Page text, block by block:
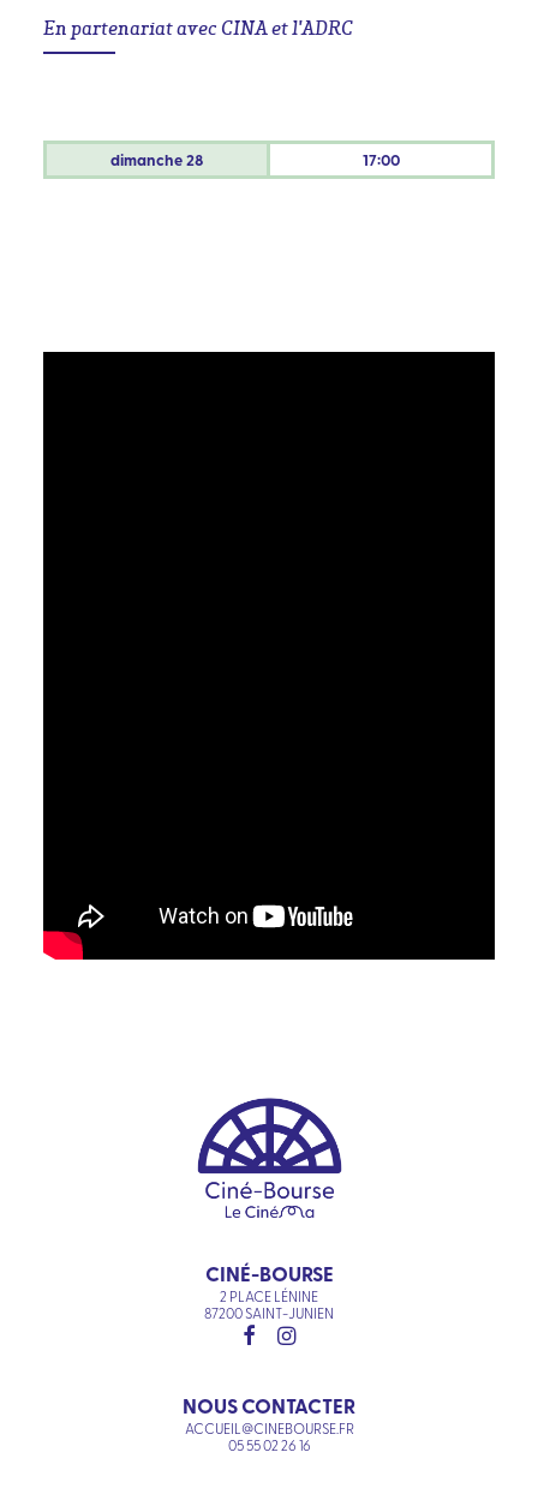
En partenariat avec CINA et l'ADRC
dimanche28 17:00
CINÉ-BOURSE
2 PLACE LÉNINE
87200 SAINT-JUNIEN
NOUS CONTACTER
ACCUEIL@CINEBOURSE.FR
05 55 02 26 16